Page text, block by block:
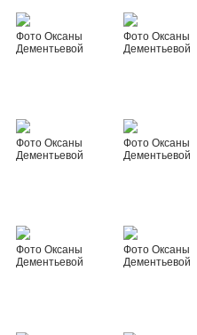
Фото Оксаны
Дементьевой
Фото Оксаны
Дементьевой
Фото Оксаны
Дементьевой
Фото Оксаны
Дементьевой
Фото Оксаны
Дементьевой
Фото Оксаны
Дементьевой